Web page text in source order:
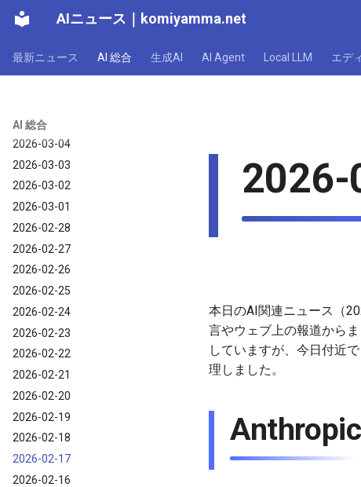
AIニュース komiyamma.net
最新ニュース AI 総合 生成AI AI Agent Local LLM エデ
AI 総合
2026-03-10
2026-03-08
2026-03-05
2026-03-04
2026-03-03
2026-03-02
2026-03-01
2026-02-28
2026-02-27
2026-02-26
2026-02-25
2026-02-24
2026-02-23
2026-02-22
2026-02-21
2026-02-20
2026-02-19
2026-02-18
2026-02-17
2026-02-16
本日のAI関連ニュース（
言やウェブ上の報道から
していますが、今日付近
理しました。